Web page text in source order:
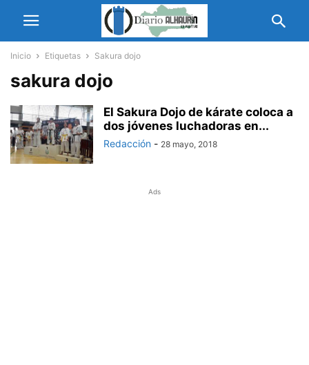
Inicio Etiquetas Sakura dojo
sakura dojo
El Sakura Dojo de kárate coloca a
dos jóvenes luchadoras en...
Redacción - 28 mayo, 2018
Ads